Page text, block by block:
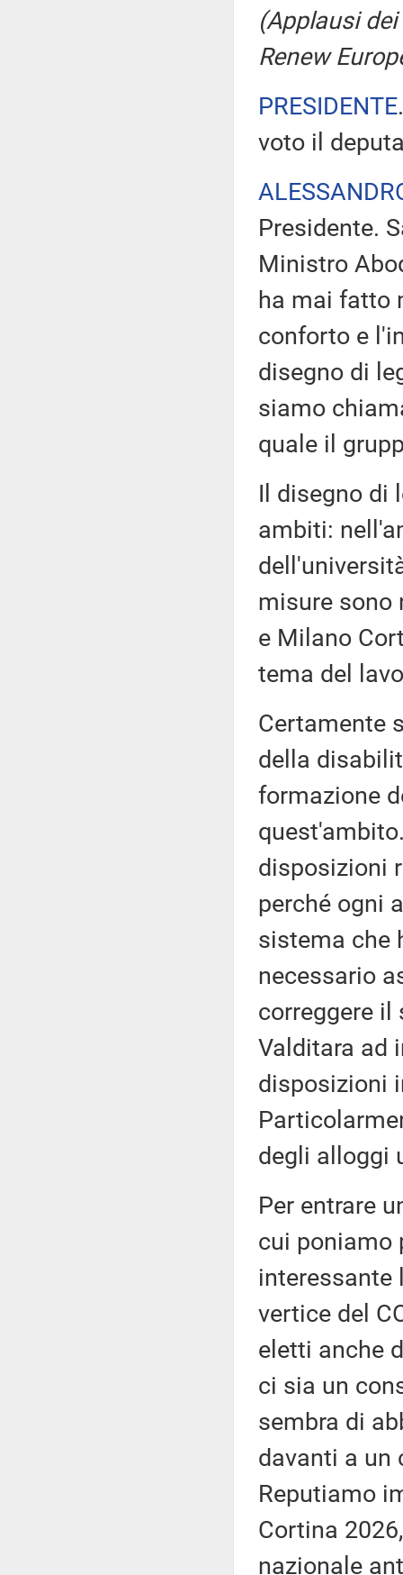
(Applausi
Renew
PRESIDENTE
voto il
Presidente.
Ministro
ha mai fatto
conforto e
disegno di
siamo
quale il
Il disegno di
ambiti:
misure sono
e Milano
tema del
Certamente
della
formazione
disposizioni
perché ogni
sistema che
necessario
correggere
Valditara ad
disposizioni
degli alloggi
Per entrare
cui poniamo
interessante
vertice del
eletti anche
ci sia un
sembra di
davanti a un
Reputiamo
Cortina
nazionale